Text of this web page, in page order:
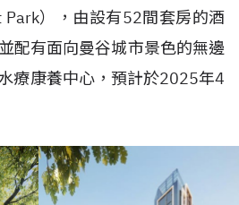
Park），由設有52間套房的酒
配有面向曼谷城市景色的無邊
療康養中心，預計於2025年4